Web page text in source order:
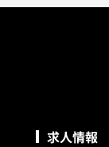
求人情報